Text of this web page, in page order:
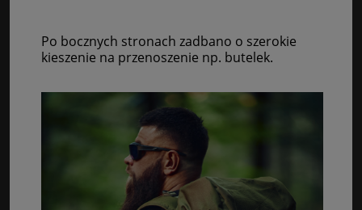
Po bocznych stronach zadbano o szerokie
kieszenie na przenoszenie np. butelek.